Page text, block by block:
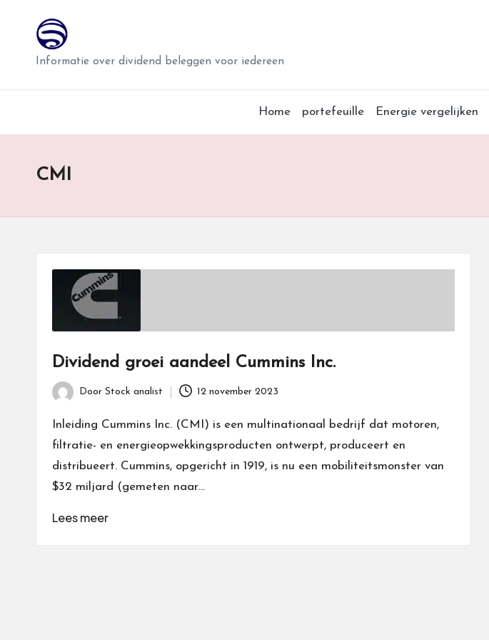
T
w
n
d
r
Informatie over dividend beleggen voor iedereen
Home portefeuille Energie vergelijken
CMI
Dividend groei aandeel Cummins Inc.
Geplaatst
door
Door Stock analist 12 november 2023
Inleiding Cummins Inc. (CMI) is een multinationaal bedrijf dat motoren,
filtratie- en energieopwekkingsproducten ontwerpt, produceert en
distribueert. Cummins, opgericht in 1919, is nu een mobiliteitsmonster van
$32 miljard (gemeten naar…
Lees meer